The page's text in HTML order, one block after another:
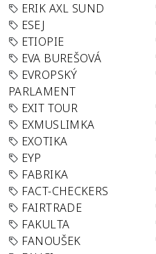
ERIK AXL SUND
ESEJ
ETIOPIE
EVA BUREŠOVÁ
EVROPSKÝ
PARLAMENT
EXIT TOUR
EXMUSLIMKA
EXOTIKA
EYP
FABRIKA
FACT-CHECKERS
FAIRTRADE
FAKULTA
FANOUŠEK